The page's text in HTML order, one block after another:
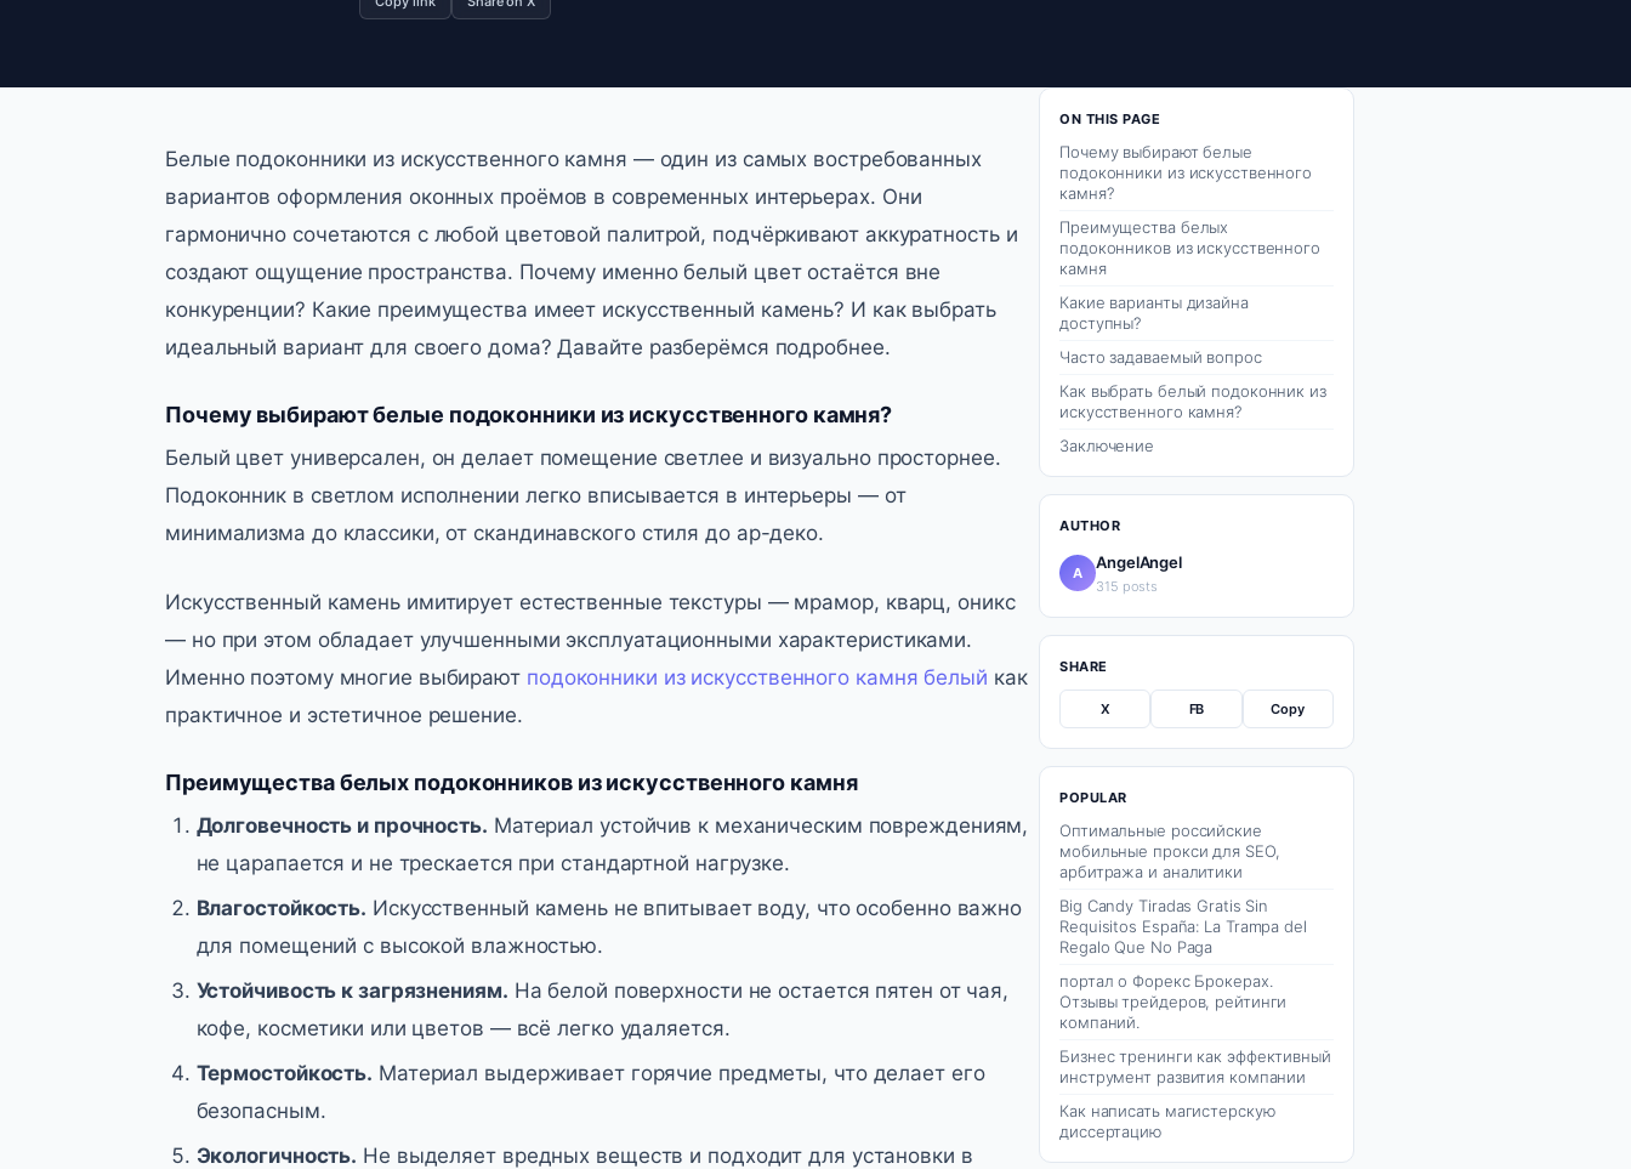
Белые подоконники из искусственного камня — один из самых востребованных
вариантов оформления оконных проёмов в современных интерьерах. Они
гармонично сочетаются с любой цветовой палитрой, подчёркивают аккуратность и
создают ощущение пространства. Почему именно белый цвет остаётся вне
конкуренции? Какие преимущества имеет искусственный камень? И как выбрать
идеальный вариант для своего дома? Давайте разберёмся подробнее.
Почему выбирают белые подоконники из искусственного камня?
Белый цвет универсален, он делает помещение светлее и визуально просторнее.
Подоконник в светлом исполнении легко вписывается в интерьеры — от
минимализма до классики, от скандинавского стиля до ар-деко.
Искусственный камень имитирует естественные текстуры — мрамор, кварц, оникс
— но при этом обладает улучшенными эксплуатационными характеристиками.
Именно поэтому многие выбирают подоконники из искусственного камня белый как
практичное и эстетичное решение.
Преимущества белых подоконников из искусственного камня
Долговечность и прочность. Материал устойчив к механическим повреждениям,
не царапается и не трескается при стандартной нагрузке.
Влагостойкость. Искусственный камень не впитывает воду, что особенно важно
для помещений с высокой влажностью.
Устойчивость к загрязнениям. На белой поверхности не остается пятен от чая,
кофе, косметики или цветов — всё легко удаляется.
Термостойкость. Материал выдерживает горячие предметы, что делает его
безопасным.
Экологичность. Не выделяет вредных веществ и подходит для установки в
ON THIS PAGE
Почему выбирают белые
подоконники из искусственного
камня?
Преимущества белых
подоконников из искусственного
камня
Какие варианты дизайна
доступны?
Часто задаваемый вопрос
Как выбрать белый подоконник из
искусственного камня?
Заключение
AUTHOR
A
AngelAngel
315 posts
SHARE
X FB Copy
POPULAR
Оптимальные российские
мобильные прокси для SEO,
арбитража и аналитики
Big Candy Tiradas Gratis Sin
Requisitos España: La Trampa del
Regalo Que No Paga
портал о Форекс Брокерах.
Отзывы трейдеров, рейтинги
компаний.
Бизнес тренинги как эффективный
инструмент развития компании
Как написать магистерскую
диссертацию